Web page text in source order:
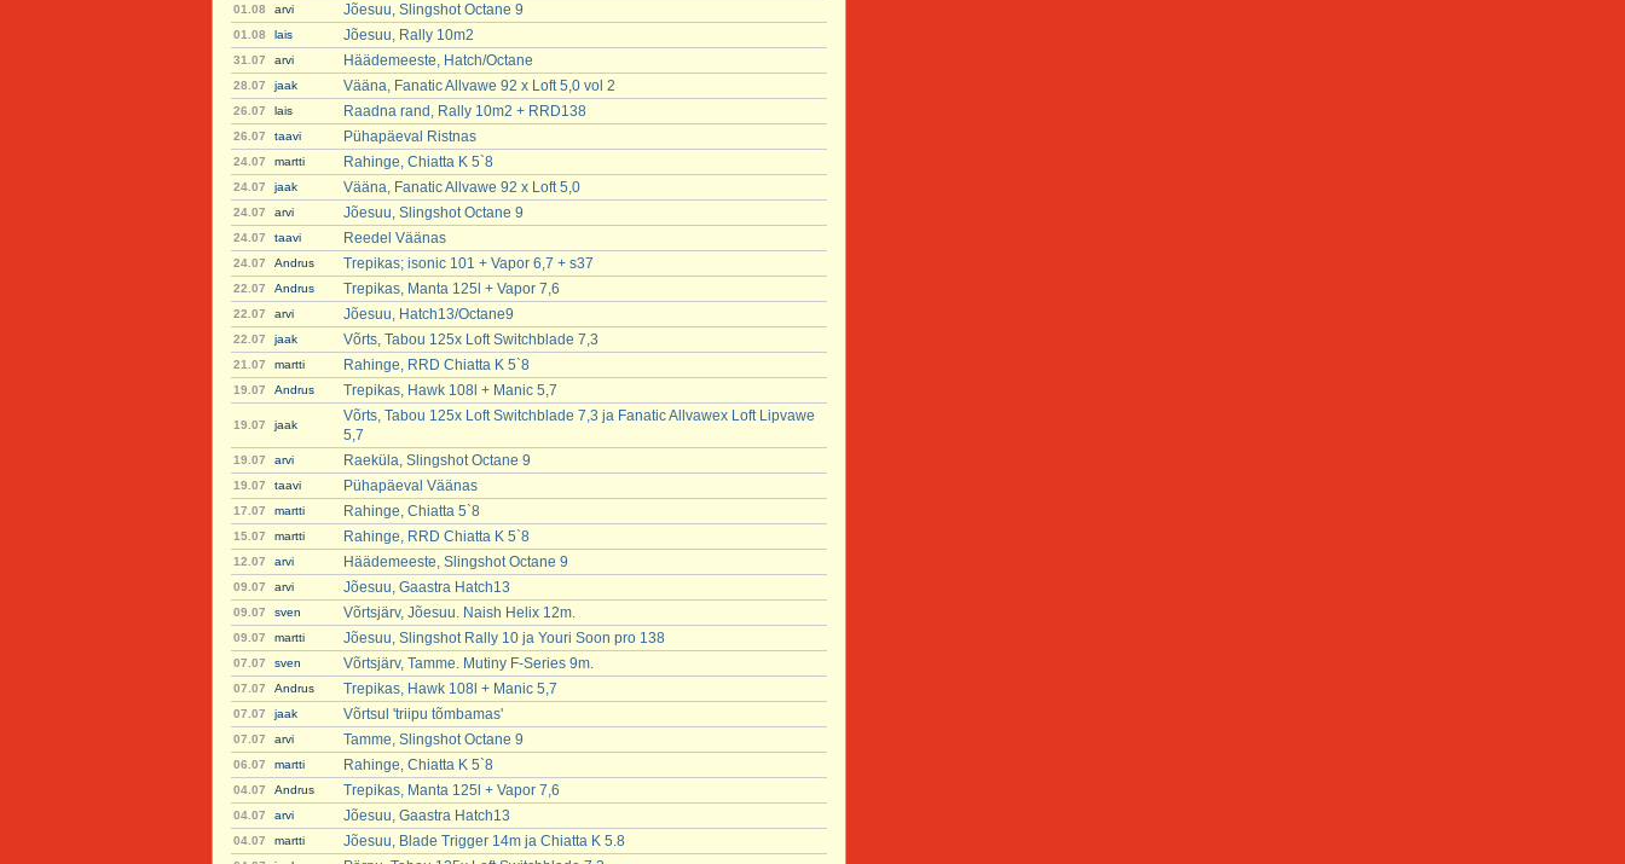
01.08 arvi Jõesuu, Slingshot Octane 9
01.08 lais Jõesuu, Rally 10m2
31.07 arvi Häädemeeste, Hatch/Octane
28.07 jaak Vääna, Fanatic Allvawe 92 x Loft 5,0 vol 2
26.07 lais Raadna rand, Rally 10m2 + RRD138
26.07 taavi Pühapäeval Ristnas
24.07 martti Rahinge, Chiatta K 5`8
24.07 jaak Vääna, Fanatic Allvawe 92 x Loft 5,0
24.07 arvi Jõesuu, Slingshot Octane 9
24.07 taavi Reedel Väänas
24.07 Andrus Trepikas; isonic 101 + Vapor 6,7 + s37
22.07 Andrus Trepikas, Manta 125l + Vapor 7,6
22.07 arvi Jõesuu, Hatch13/Octane9
22.07 jaak Võrts, Tabou 125x Loft Switchblade 7,3
21.07 martti Rahinge, RRD Chiatta K 5`8
19.07 Andrus Trepikas, Hawk 108l + Manic 5,7
19.07 jaak
Võrts, Tabou 125x Loft Switchblade 7,3 ja Fanatic Allvawex Loft Lipvawe
5,7
19.07 arvi Raeküla, Slingshot Octane 9
19.07 taavi Pühapäeval Väänas
17.07 martti Rahinge, Chiatta 5`8
15.07 martti Rahinge, RRD Chiatta K 5`8
12.07 arvi Häädemeeste, Slingshot Octane 9
09.07 arvi Jõesuu, Gaastra Hatch13
09.07 sven Võrtsjärv, Jõesuu. Naish Helix 12m.
09.07 martti Jõesuu, Slingshot Rally 10 ja Youri Soon pro 138
07.07 sven Võrtsjärv, Tamme. Mutiny F-Series 9m.
07.07 Andrus Trepikas, Hawk 108l + Manic 5,7
07.07 jaak Võrtsul 'triipu tõmbamas'
07.07 arvi Tamme, Slingshot Octane 9
06.07 martti Rahinge, Chiatta K 5`8
04.07 Andrus Trepikas, Manta 125l + Vapor 7,6
04.07 arvi Jõesuu, Gaastra Hatch13
04.07 martti Jõesuu, Blade Trigger 14m ja Chiatta K 5.8